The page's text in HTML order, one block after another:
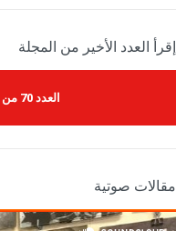
إقرأ العدد الأخير من المجلة
العدد 70 من "الإنساني"
مقالات صوتية